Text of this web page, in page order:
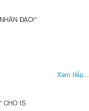
ĐẠO!”
Xem tiếp...
CHO IS